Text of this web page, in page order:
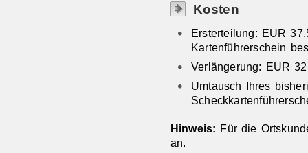
Kosten
Ersterteilung: EUR
Kartenführerschein
Verlängerung: EUR
Umtausch Ihres
Hinweis: Für die
an.